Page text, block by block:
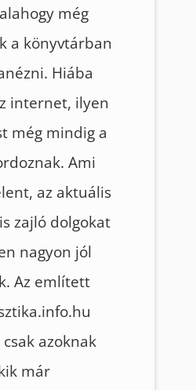
még
a könyvtárban
Hiába
internet, ilyen
még mindig a
Ami
az aktuális
zajló dolgokat
nagyon jól
Az említett
azoknak
már